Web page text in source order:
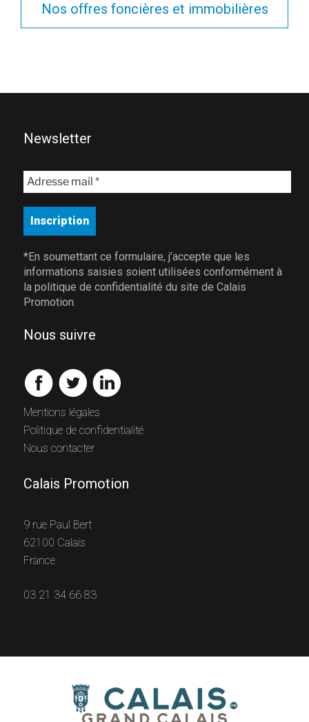
Nos offres foncières et immobilières
Calais Promotion
9 rue Paul Bert
62100 Calais
France
03 21 34 66 83
Mentions légales
Politique de confidentialité
Nous contacter
Nous suivre
Newsletter
*En soumettant ce formulaire, j’accepte que les
informations saisies soient utilisées conformément à
la politique de confidentialité du site de Calais
Promotion.